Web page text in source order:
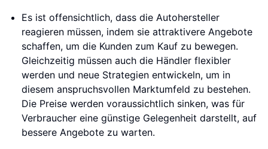
Es ist offensichtlich, dass die Autohersteller
reagieren müssen, indem sie attraktivere Angebote
schaffen, um die Kunden zum Kauf zu bewegen.
Gleichzeitig müssen auch die Händler flexibler
werden und neue Strategien entwickeln, um in
diesem anspruchsvollen Marktumfeld zu bestehen.
Die Preise werden voraussichtlich sinken, was für
Verbraucher eine günstige Gelegenheit darstellt, auf
bessere Angebote zu warten.